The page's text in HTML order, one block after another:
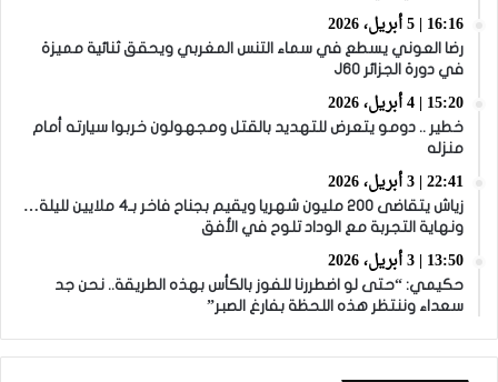
16:16 | 5 أبريل، 2026
رضا العوني يسطع في سماء التنس المغربي ويحقق ثنائية مميزة
في دورة الجزائر J60
15:20 | 4 أبريل، 2026
خطير .. دومو يتعرض للتهديد بالقتل ومجهولون خربوا سيارته أمام
منزله
22:41 | 3 أبريل، 2026
زياش يتقاضى 200 مليون شهريا ويقيم بجناح فاخر بـ4 ملايين لليلة…
ونهاية التجربة مع الوداد تلوح في الأفق
13:50 | 3 أبريل، 2026
حكيمي: “حتى لو اضطررنا للفوز بالكأس بهذه الطريقة.. نحن جد
سعداء وننتظر هذه اللحظة بفارغ الصبر”